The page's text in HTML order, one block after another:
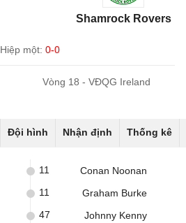
Shamrock Rovers
Hiệp một: 0-0
Vòng 18 - VĐQG Ireland
Đội hình Nhận định Thống kê
Conan Noonan
11
Graham Burke
11
Johnny Kenny
47